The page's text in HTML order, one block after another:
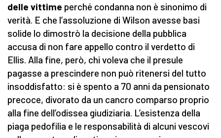
delle vittime perché condanna non è sinonimo di
verità. E che l’assoluzione di Wilson avesse basi
solide lo dimostrò la decisione della pubblica
accusa di non fare appello contro il verdetto di
Ellis. Alla fine, però, chi voleva che il presule
pagasse a prescindere non può ritenersi del tutto
insoddisfatto: si è spento a 70 anni da pensionato
precoce, divorato da un cancro comparso proprio
alla fine dell’odissea giudiziaria. L’esistenza della
piaga pedofilia e le responsabilità di alcuni vescovi